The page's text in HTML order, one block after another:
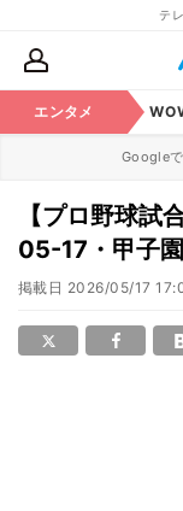
テ
エンタメ
・CS番組
Google
【プロ野球
05-17・甲子園
掲載日 2026/05/17